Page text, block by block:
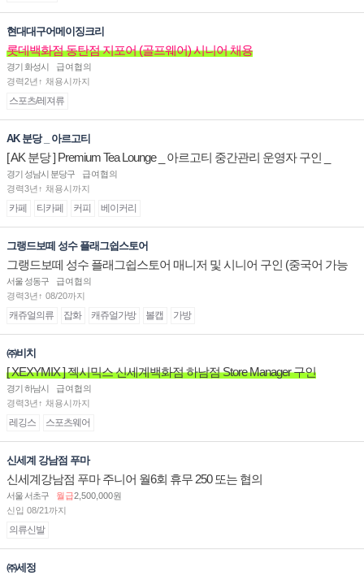
현대대구어메이징크리
롯데백화점 동탄점 지포어 (골프웨어) 시니어 채용
경기 화성시
급여협의
경력2년↑ 채용시까지
스포츠/레져류
AK 분당 _ 아르고티
[ AK 분당 ] Premium Tea Lounge _ 아르고티 중간관리 운영자 구인 _
경기 성남시 분당구
급여협의
경력3년↑ 채용시까지
카페 티카페 커피 베이커리
그랭드보떼 성수 플래그쉽스토어
그랭드보떼 성수 플래그쉽스토어 매니저 및 시니어 구인 (중국어 가능
자)
서울 성동구
급여협의
경력3년↑ 08/20까지
캐쥬얼의류 잡화 캐쥬얼가방 볼캡 가방
㈜비치
[ XEXYMIX ] 젝시믹스 신세계백화점 하남점 Store Manager 구인
경기 하남시
급여협의
경력3년↑ 채용시까지
레깅스 스포츠웨어
신세계 강남점 푸마
신세계강남점 푸마 주니어 월6회 휴무 250 또는 협의
서울 서초구 월급2,500,000원
신입 08/21까지
의류신발
㈜세정